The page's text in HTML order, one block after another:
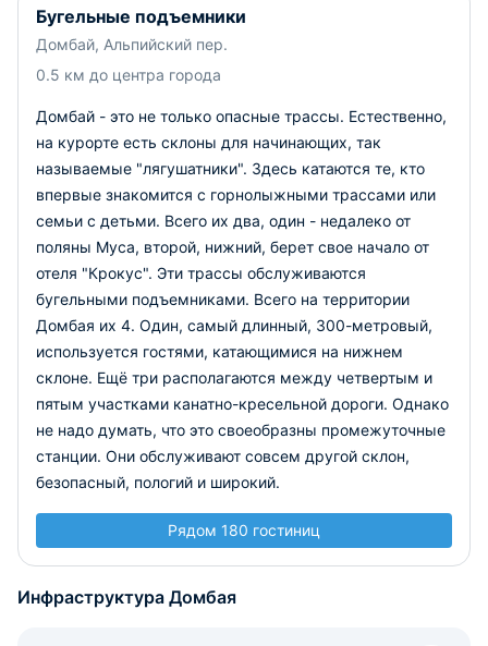
Бугельные подъемники
Домбай, Альпийский пер.
0.5 км до центра города
Домбай - это не только опасные трассы. Естественно,
на курорте есть склоны для начинающих, так
называемые "лягушатники". Здесь катаются те, кто
впервые знакомится с горнолыжными трассами или
семьи с детьми. Всего их два, один - недалеко от
поляны Муса, второй, нижний, берет свое начало от
отеля "Крокус". Эти трассы обслуживаются
бугельными подъемниками. Всего на территории
Домбая их 4. Один, самый длинный, 300-метровый,
используется гостями, катающимися на нижнем
склоне. Ещё три располагаются между четвертым и
пятым участками канатно-кресельной дороги. Однако
не надо думать, что это своеобразны промежуточные
станции. Они обслуживают совсем другой склон,
безопасный, пологий и широкий.
Рядом 180 гостиниц
Инфраструктура Домбая